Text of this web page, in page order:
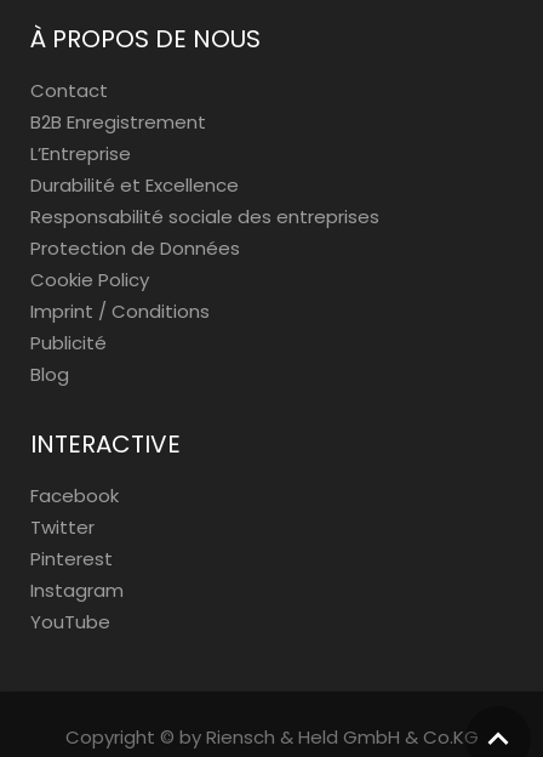
À PROPOS DE NOUS
Contact
B2B Enregistrement
L’Entreprise
Durabilité et Excellence
Responsabilité sociale des entreprises
Protection de Données
Cookie Policy
Imprint / Conditions
Publicité
Blog
INTERACTIVE
Facebook
Twitter
Pinterest
Instagram
YouTube
Copyright © by Riensch & Held GmbH & Co.KG